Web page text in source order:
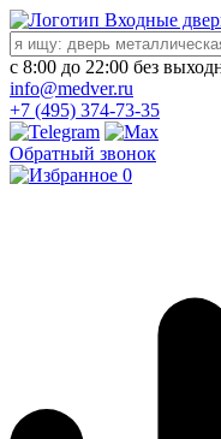
Входные
с 8:00 до 22:00 без
info@medver.ru
+7 (495) 374-73-35
Обратный звонок
0